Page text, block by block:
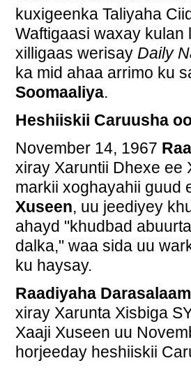
kuxigeenka Taliyaha
Waftigaasi waxay kulan
xilligaas werisay Daily
ka mid ahaa arrimo ku
Soomaaliya.
Heshiiskii Caruusha
November 14, 1967
xiray Xaruntii Dhexe ee
markii xoghayahii guud
Xuseen, uu jeediyey
ahayd "khudbad
dalka," waa sida uu
ku haysay.
Raadiyaha Darasalaam
xiray Xarunta Xisbiga
Xaaji Xuseen uu
horjeeday heshiiskii